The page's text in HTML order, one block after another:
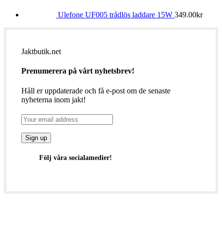
Ulefone UF005 trådlös laddare 15W 349.00kr
Jaktbutik.net
Prenumerera på vårt nyhetsbrev!
Håll er uppdaterade och få e-post om de senaste
nyheterna inom jakt!
Följ våra socialamedier!